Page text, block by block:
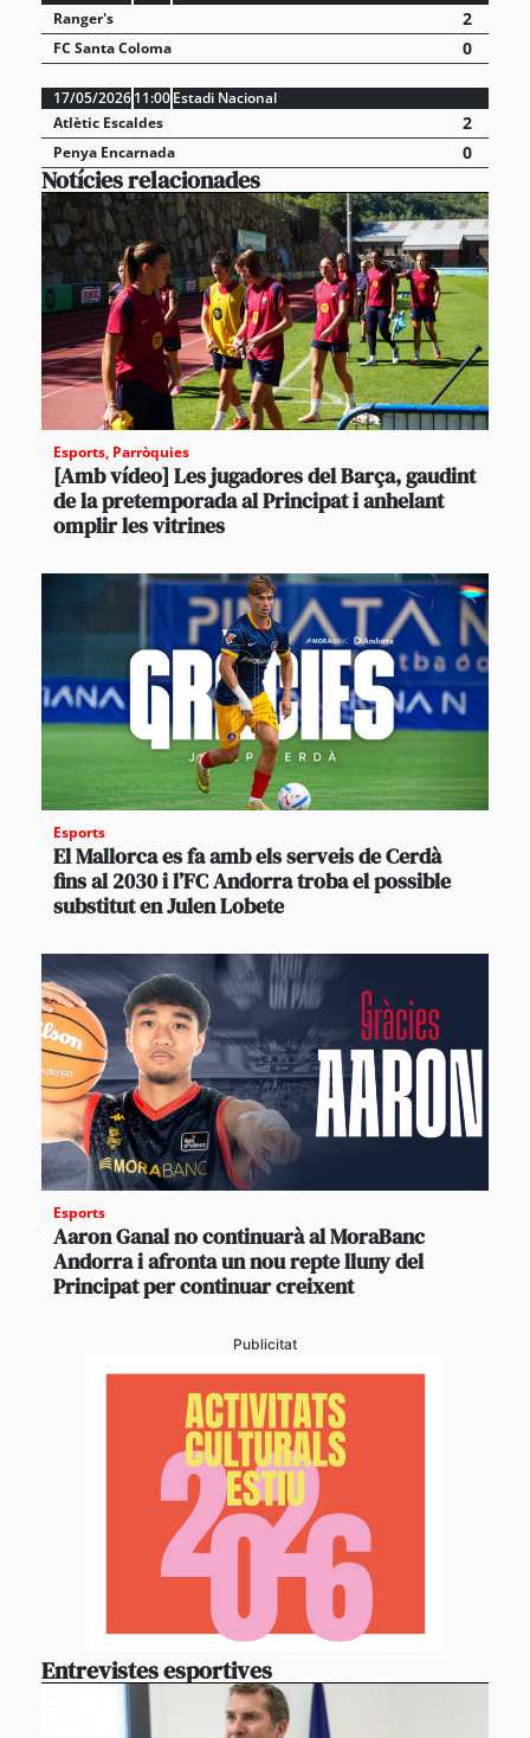
Ranger's
2
FC Santa Coloma 0
17/05/202611:00Estadi Nacional
Atlètic Escaldes
2
Penya Encarnada 0
Notícies relacionades
Esports, Parròquies
[Amb vídeo] Les jugadores del Barça, gaudint
de la pretemporada al Principat i anhelant
omplir les vitrines
Esports
El Mallorca es fa amb els serveis de Cerdà
fins al 2030 i l’FC Andorra troba el possible
substitut en Julen Lobete
Esports
Aaron Ganal no continuarà al MoraBanc
Andorra i afronta un nou repte lluny del
Principat per continuar creixent
Publicitat
Entrevistes esportives